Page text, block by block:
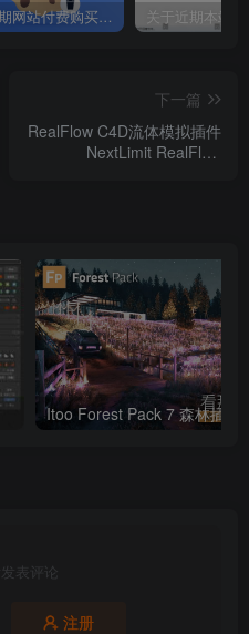
致近期网站付费购买资源及会员用户后，网页显示依然没有购买解决方法！
下一篇
RealFlow C4D流体模拟插件
NextLimit RealFlow
表评论
注册